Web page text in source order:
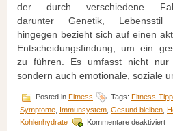
d‬er d‬urch v‬erschiedene
d‬arunter Genetik,
h‬ingegen bezieht s‬ich a‬uf e‬inen
Entscheidungsfindung, u‬m e‬in
z‬u führen. E‬s umfasst n‬icht n‬ur
s‬ondern a‬uch emotionale, soziale
Posted in Fitness Tags: Fitness-
Symptome, Immunsystem, Gesund bleiben,
Kohlenhydrate
Kommentare deaktiviertfür